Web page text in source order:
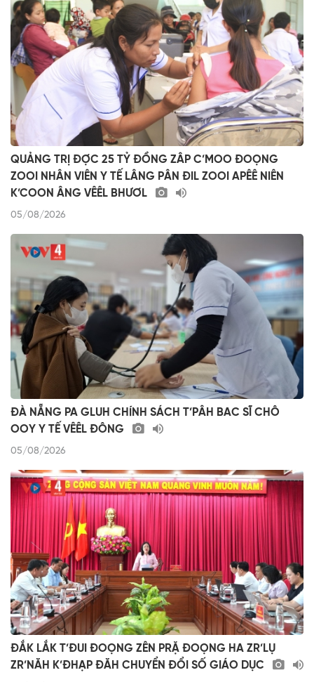
QUẢNG TRỊ ĐỢC 25 TỶ ĐỒNG ZÂP C’MOO ĐOỌNG
ZOOI NHÂN VIÊN Y TẾ LÂNG PÂN ĐIL ZOOI APÊÊ NIÊN
K’COON ÂNG VÊÊL BHƯƠL
05/08/2026
ĐÀ NẴNG PA GLUH CHÍNH SÁCH T’PÂH BAC SĨ CHÔ
OOY Y TẾ VÊÊL ĐÔNG
05/08/2026
ĐẮK LẮK T’ĐUI ĐOỌNG ZÊN PRẶ ĐOỌNG HA ZR’LỤ
ZR’NĂH K’ĐHẠP ĐĂH CHUYỂN ĐỔI SỐ GIÁO DỤC